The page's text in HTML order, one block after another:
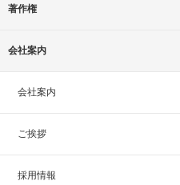
著作権
会社案内
会社案内
ご挨拶
採用情報